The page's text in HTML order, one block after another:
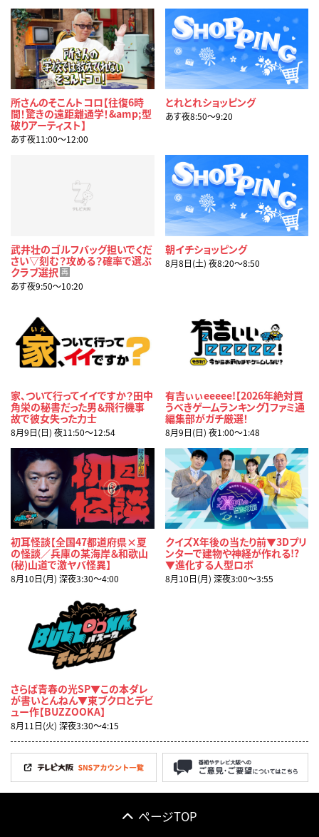
所さんのそこんトコロ【往復6時
間！驚きの遠距離通学！&amp;型
破りアーティスト】
あす夜11:00〜12:00
とれとれショッピング
あす夜8:50〜9:20
武井壮のゴルフバッグ担いでくだ
さい▽刻む？攻める？確率で選ぶ
クラブ選択 再
あす夜9:50〜10:20
朝イチショッピング
8月8日(土) 夜8:20〜8:50
家、ついて行ってイイですか？田中
角栄の秘書だった男＆飛行機事
故で彼女失った力士
8月9日(日) 夜11:50〜12:54
有吉ぃぃeeeee!【2026年絶対買
うべきゲームランキング】ファミ通
編集部がガチ厳選！
8月9日(日) 夜1:00〜1:48
初耳怪談【全国47都道府県×夏
の怪談／兵庫の某海岸＆和歌山
(秘)山道で激ヤバ怪異】
8月10日(月) 深夜3:30〜4:00
クイズX年後の当たり前▼3Dプリ
ンターで建物や神経が作れる!?
▼進化する人型ロボ
8月10日(月) 深夜3:00〜3:55
さらば青春の光SP▼この本ダレ
が書いとんねん▼東ブクロとデビ
ュー作【BUZZOOKA】
8月11日(火) 深夜3:30〜4:15
ページTOP